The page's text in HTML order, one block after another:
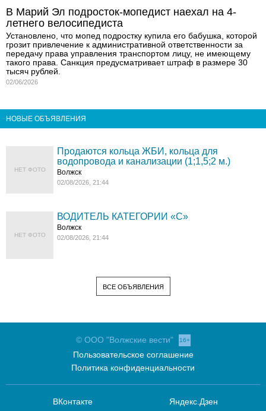
В Марий Эл подросток-мопедист наехал на 4-
летнего велосипедиста
Установлено, что мопед подростку купила его бабушка, которой
грозит привлечение к административной ответственности за
передачу права управления транспортом лицу, не имеющему
такого права. Санкция предусматривает штраф в размере 30
тысяч рублей.
02/06/2026
НОВЫЕ ОБЪЯВЛЕНИЯ
НЕТ ФОТО
Продаются кольца ЖБИ, кольца для
водопровода и канализации (1;1,5;2 м.)
Волжск
02/08/2026, 21:44
НЕТ ФОТО
ВОДИТЕЛЬ КАТЕГОРИИ «C»
Волжск
02/08/2026, 21:44
ВСЕ ОБЪЯВЛЕНИЯ
© ООО "Волжские вести" 16+
Пользовательское соглашение
Политика конфиденциальности
ВКонтакте Яндекс.Дзен